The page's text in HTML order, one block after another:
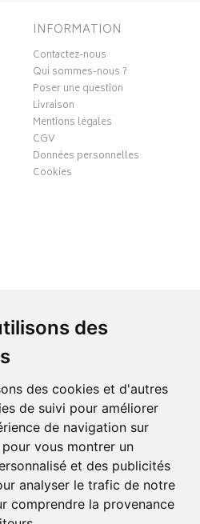
des
des cookies et d'autres
de suivi pour améliorer
de navigation sur
vous montrer un
et des publicités
analyser le trafic de notre
comprendre la provenance
INFORMATION
Contactez-nous
Qui sommes-nous ?
Poser une question
Livraison
Mentions légales
CGV
Données personnelles
Cookies
MODES DE LIVRAISON